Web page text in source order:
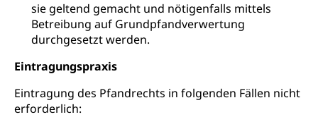
sie geltend gemacht und nötigenfalls mittels
Betreibung auf Grundpfandverwertung
durchgesetzt werden.
Eintragungspraxis
Eintragung des Pfandrechts in folgenden Fällen nicht
erforderlich: